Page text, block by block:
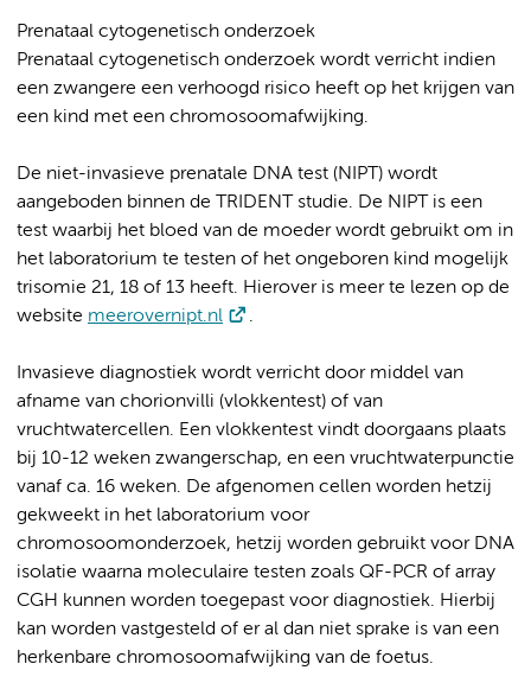
Prenataal cytogenetisch onderzoek
Prenataal cytogenetisch onderzoek wordt verricht indien
een zwangere een verhoogd risico heeft op het krijgen van
een kind met een chromosoomafwijking.
De niet-invasieve prenatale DNA test (NIPT) wordt
aangeboden binnen de TRIDENT studie. De NIPT is een
test waarbij het bloed van de moeder wordt gebruikt om in
het laboratorium te testen of het ongeboren kind mogelijk
trisomie 21, 18 of 13 heeft. Hierover is meer te lezen op de
website meerovernipt.nl .
Invasieve diagnostiek wordt verricht door middel van
afname van chorionvilli (vlokkentest) of van
vruchtwatercellen. Een vlokkentest vindt doorgaans plaats
bij 10-12 weken zwangerschap, en een vruchtwaterpunctie
vanaf ca. 16 weken. De afgenomen cellen worden hetzij
gekweekt in het laboratorium voor
chromosoomonderzoek, hetzij worden gebruikt voor DNA
isolatie waarna moleculaire testen zoals QF-PCR of array
CGH kunnen worden toegepast voor diagnostiek. Hierbij
kan worden vastgesteld of er al dan niet sprake is van een
herkenbare chromosoomafwijking van de foetus.